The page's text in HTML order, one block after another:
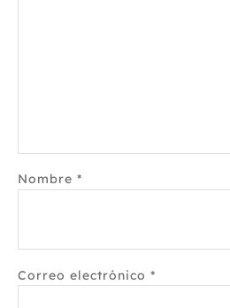
Nombre *
Correo electrónico *